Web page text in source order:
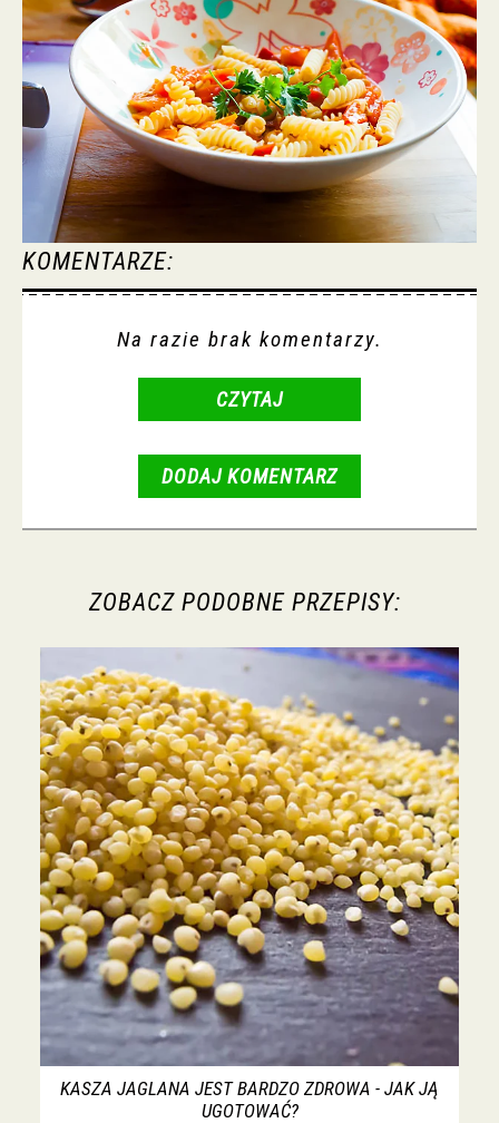
KOMENTARZE:
Na razie brak komentarzy.
CZYTAJ
DODAJ KOMENTARZ
ZOBACZ PODOBNE PRZEPISY:
KASZA JAGLANA JEST BARDZO ZDROWA - JAK JĄ
UGOTOWAĆ?